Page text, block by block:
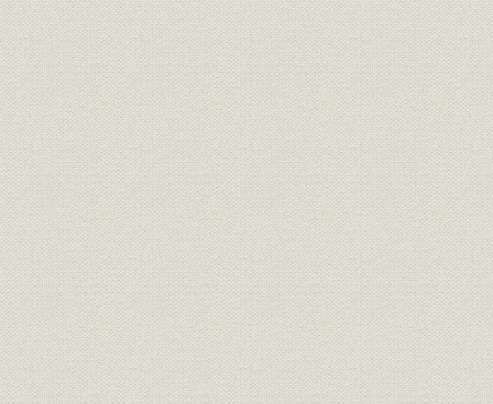
昭和33年ごろの大手町周辺
工事中の東銀ビルと仲27号館を望む(昭和34年)[久保敏氏]
完成間近の交通公社ビル(昭和35年)
皇太子(今上天皇)ご成婚祝賀の記念切手シートと丸の内夜景
昭和34年の和田倉門電停前[久保敏氏]
東京開都500年記念行事(昭和31年)
都電から自動車交通へ(昭和35年)[久保敏氏]
仲7号館跡の富士製鉄ビル工事現場(昭和35年)
仲12号館前での憩いのひととき